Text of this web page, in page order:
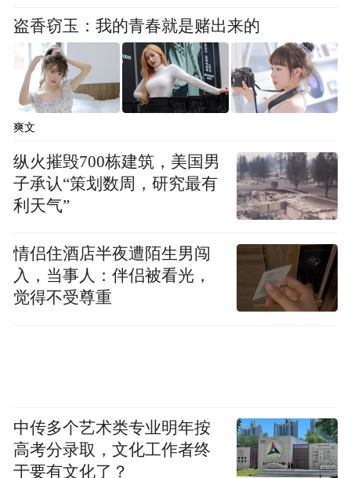
盗香窃玉：我的青春就是赌出来的
爽文
纵火摧毁700栋建筑，美国男
子承认“策划数周，研究最有
利天气”
情侣住酒店半夜遭陌生男闯
入，当事人：伴侣被看光，
觉得不受尊重
中传多个艺术类专业明年按
高考分录取，文化工作者终
于要有文化了？